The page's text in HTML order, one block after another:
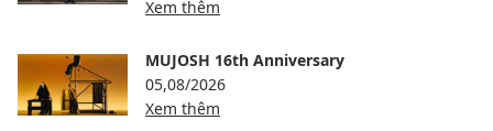
Xem thêm
MUJOSH 16th Anniversary
05,08/2026
Xem thêm